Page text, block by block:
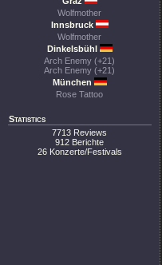
Wolfmother
Innsbruck
Wolfmother
Dinkelsbühl
Arch Enemy (+21)
Arch Enemy (+21)
München
Rose Tattoo
Statistics
7713 Reviews
912 Berichte
26 Konzerte/Festivals